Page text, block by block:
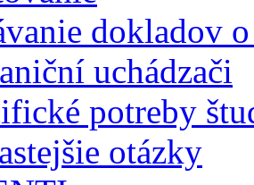
dokladov
uchádzači
potreby
otázky